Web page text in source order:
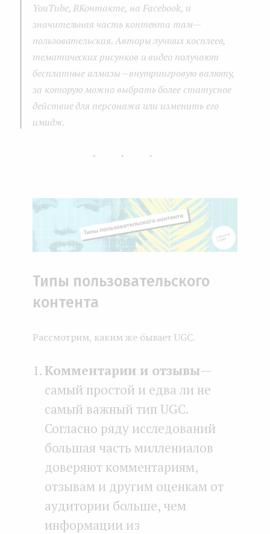
YouTube, ВКонтакте, на Facebook, и
значительная часть контента там —
пользовательская. Авторы лучших косплеев,
тематических рисунков и видео получают
бесплатные алмазы — внутриигровую валюту,
за которую можно выбрать более статусное
действие для персонажа или изменить его
имидж.
...
Типы пользовательского
контента
Рассмотрим, каким же бывает UGC.
Комментарии и отзывы—
самый простой и едва ли не
самый важный тип UGC.
Согласно ряду исследований
большая часть миллениалов
доверяют комментариям,
отзывам и другим оценкам от
аудитории больше, чем
информации из